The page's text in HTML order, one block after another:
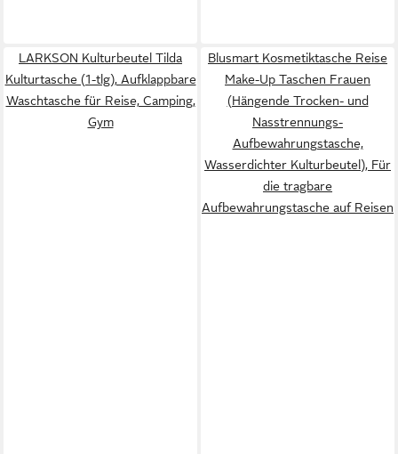
LARKSON Kulturbeutel Tilda
Kulturtasche (1-tlg), Aufklappbare
Waschtasche für Reise, Camping,
Gym
Blusmart Kosmetiktasche Reise
Make-Up Taschen Frauen
(Hängende Trocken- und
Nasstrennungs-
Aufbewahrungstasche,
Wasserdichter Kulturbeutel), Für
die tragbare
Aufbewahrungstasche auf Reisen